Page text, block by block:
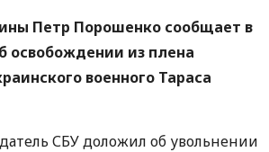
Петр Порошенко сообщает в
освобождении из плена
военного Тараса
СБУ доложил об увольнении